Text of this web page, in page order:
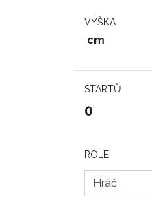
VÝŠKA
cm
STARTŮ
0
ROLE